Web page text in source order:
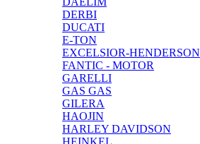
DERBI
DUCATI
E-TON
EXCELSIOR-HENDERSON
FANTIC - MOTOR
GARELLI
GAS GAS
GILERA
HAOJIN
HARLEY DAVIDSON
HEINKEL